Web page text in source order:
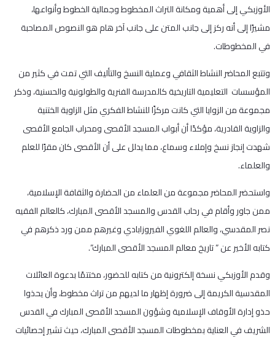
الأوزبكي إلى أهمية ومكانة التراث المخطوط وجمالية الخطوط وأنواعها،
مشيرًا إلى أنه ركز إلى جانب المتن على جانب آخر هام هو النصوص المصاحبة
في المخطوطات.
وتتبع المحاضر النشاط الثقافي وعملية النسخ والتأليف التي تمت في كثير من
المؤسسات التعليمية التاريخية كالمدرسة الفنرية والطولونية والحسنية، وذكر
مجموعة من الزوايا التي كانت مركزًا للنشاط الفكري مثل الزاوية الختنية
والزاوية القادرية، مؤكدًا أن أبواب المسجد الأقصى ومحراب الجامع الأقصى
شهدت إنجاز نسخ وإملاء وسماع، مما يدلل على أن الأقصى كان مقرًا للعلم
والعلماء.
واستحضر المحاضر مجموعة من العلماء من الحضارة والثقافة الإسلامية،
ممن جاور وأقام في رحاب القدس والمسجد الأقصى المبارك، كالعالم الفقيه
نصر المقدسي، والعالم اللغوي الفيروزابادي وغيرهم ممن ورد ذكرهم في
كتابه الأخير عن ” تاريخ معالم المسجد الأقصى المبارك”.
وقدم الأوزبكي نسخة إلكترونية من كتابه للحضور، مختتمًا بدعوة العائلات
المقدسية الكريمة إلى ضرورة إظهار ما لديهم من تراث مخطوط، وأن يحذوا
حذو إدارة الأوقاف الإسلامية وشؤون المسجد الأقصى المبارك في القدس
الشريف في العناية بمخطوطات المسجد الأقصى المبارك، حيث تشير إحصائيات